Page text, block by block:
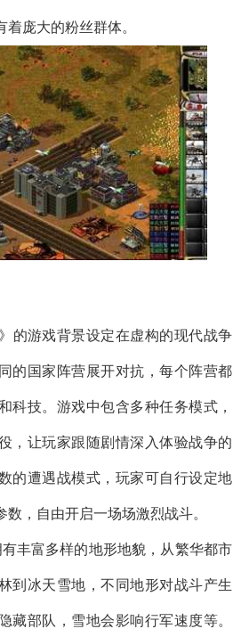
庞大的粉丝群体。
的游戏背景设定在虚构的现代战争
的国家阵营展开对抗，每个阵营都
科技。游戏中包含多种任务模式，
，让玩家跟随剧情深入体验战争的
的遭遇战模式，玩家可自行设定地
，自由开启一场场激烈战斗。
丰富多样的地形地貌，从繁华都市
到冰天雪地，不同地形对战斗产生
藏部队，雪地会影响行军速度等。